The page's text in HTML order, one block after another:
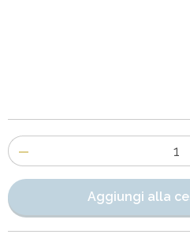
Numero
di
articoli
Aggiungi alla